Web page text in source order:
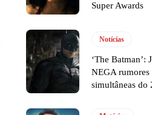
Super Awards
Notícias
‘The Batman’:
NEGA rumores
simultâneas do